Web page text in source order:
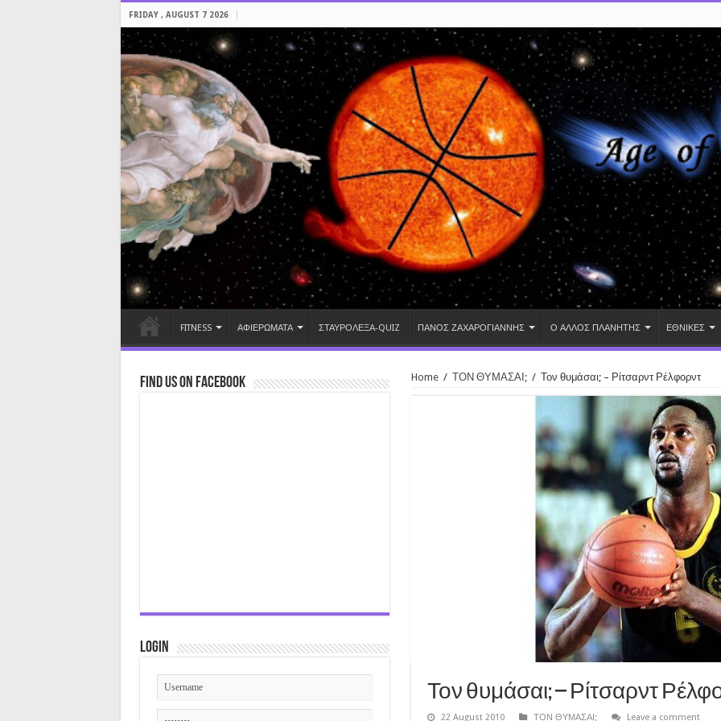
FRIDAY , AUGUST 7 2026
FITNESS ΑΦΙΕΡΩΜΑΤΑ ΣΤΑΥΡΟΛΕΞΑ-QUIZ ΠΑΝΟΣ ΖΑΧΑΡΟΓΙΑΝΝΗΣ Ο ΑΛΛΟΣ ΠΛΑΝΗΤΗΣ ΕΘΝΙΚΕΣ
Home / ΤΟΝ ΘΥΜΑΣΑΙ; / Τον θυμάσαι; – Ρίτσαρντ Ρέλφορντ
Τον θυμάσαι; – Ρίτσαρντ
22 August 2010 ΤΟΝ ΘΥΜΑΣΑΙ; Leave a comment
Find us on Facebook
Login